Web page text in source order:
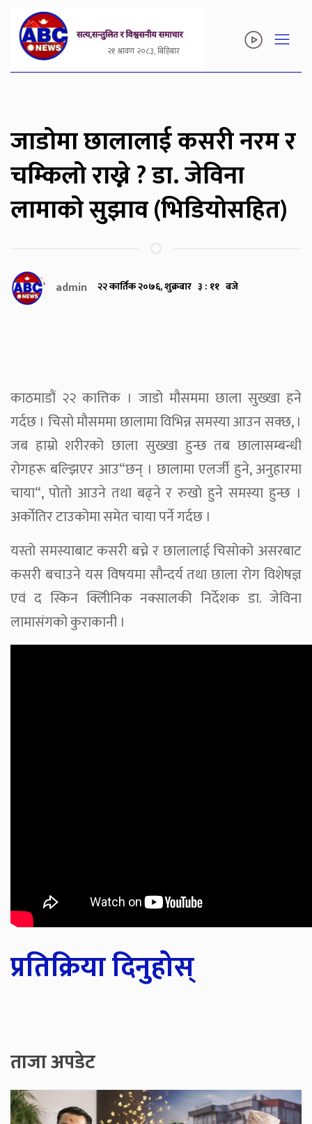
२१ श्रावण २०८३, बिहिबार
जाडोमा छालालाई कसरी नरम र
चम्किलो राख्ने ? डा. जेविना
लामाको सुझाव (भिडियोसहित)
admin २२ कार्तिक २०७६, शुक्रबार ३ : ११ बजे
काठमाडौं २२ कात्तिक । जाडो मौसममा छाला सुख्खा हने
गर्दछ । चिसो मौसममा छालामा विभिन्न समस्या आउन सक्छ, ।
जब हाम्रो शरीरको छाला सुख्खा हुन्छ तब छालासम्बन्धी
रोगहरू बल्झिएर आउ“छन् । छालामा एलर्जी हुने, अनुहारमा
चाया“, पोतो आउने तथा बढ्ने र रुखो हुने समस्या हुन्छ ।
अर्कोतिर टाउकोमा समेत चाया पर्ने गर्दछ ।
यस्तो समस्याबाट कसरी बच्ने र छालालाई चिसोको असरबाट
कसरी बचाउने यस विषयमा सौन्दर्य तथा छाला रोग विशेषज्ञ
एवं द स्किन क्लिीनिक नक्सालकी निर्देशक डा. जेविना
लामासंगको कुराकानी ।
प्रतिक्रिया दिनुहोस्
ताजा अपडेट